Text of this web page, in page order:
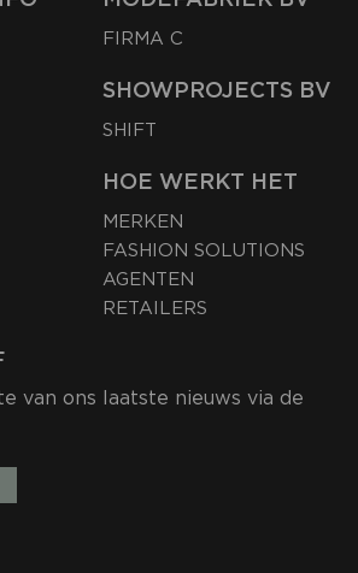
FIRMA C
SHOWPROJECTS BV
SHIFT
HOE WERKT HET
MERKEN
FASHION SOLUTIONS
AGENTEN
RETAILERS
van ons laatste nieuws via de